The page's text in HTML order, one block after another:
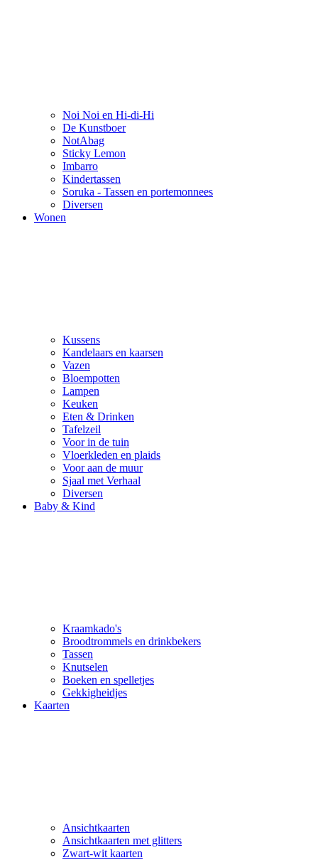
Noi Noi en Hi-di-Hi
De Kunstboer
NotAbag
Sticky Lemon
Imbarro
Kindertassen
Soruka - Tassen en portemonnees
Diversen
Wonen
Kussens
Kandelaars en kaarsen
Vazen
Bloempotten
Lampen
Keuken
Eten & Drinken
Tafelzeil
Voor in de tuin
Vloerkleden en plaids
Voor aan de muur
Sjaal met Verhaal
Diversen
Baby & Kind
Kraamkado's
Broodtrommels en drinkbekers
Tassen
Knutselen
Boeken en spelletjes
Gekkigheidjes
Kaarten
Ansichtkaarten
Ansichtkaarten met glitters
Zwart-wit kaarten